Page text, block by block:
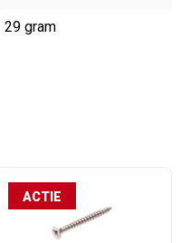
29 gram
ACTIE